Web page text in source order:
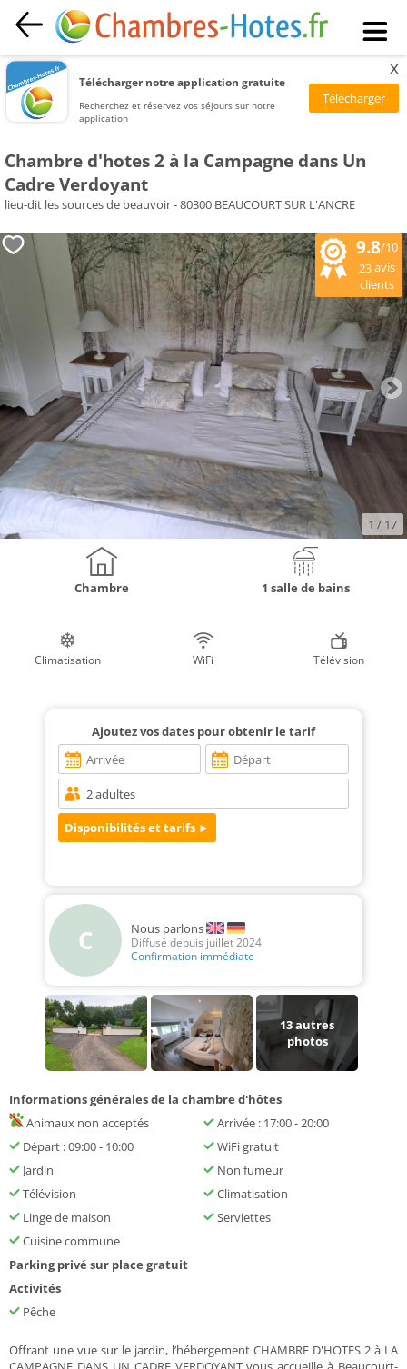
Télécharger notre application gratuite
Recherchez et réservez vos séjours sur notre
application
x
Chambre d'hotes 2 à la Campagne dans Un
Cadre Verdoyant
lieu-dit les sources de beauvoir - 80300 BEAUCOURT SUR L'ANCRE
9.8/10
23avis
clients
1 / 17
Chambre 1 salle de bains
Climatisation WiFi Télévision
Ajoutez vos dates pour obtenir le tarif
C Nous parlons
Diffusé depuis juillet 2024
Confirmation immédiate
13autres
photos
Informations générales de la chambre d'hôtes
Animaux non acceptés
Arrivée : 17:00 - 20:00
Départ : 09:00 - 10:00
WiFi gratuit
Jardin
Non fumeur
Télévision
Climatisation
Linge de maison
Serviettes
Cuisine commune
Parking privé sur place gratuit
Activités
Pêche
Offrant une vue sur le jardin, l’hébergement CHAMBRE D'HOTES 2 à LA